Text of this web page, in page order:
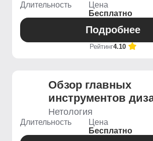
Длительность
Цена
Бесплатно
Подробнее
Рейтинг4.10
Обзор главных
инструментов
Нетология
Длительность
Цена
Бесплатно